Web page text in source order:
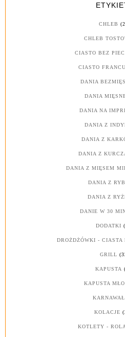
CHLEB
CHLEB
CIASTO BEZ
CIASTO
DANIA
DANIA
DANIA NA
DANIA Z
DANIA Z
DANIA Z
DANIA Z MIĘSEM
DANIA Z
DANIA Z
DANIE W 30
DODATKI
DROŻDŻÓWKI - CIASTA
GRILL
KAPUSTA
KAPUSTA
KARNAWAŁ
KOLACJE
KOTLETY -